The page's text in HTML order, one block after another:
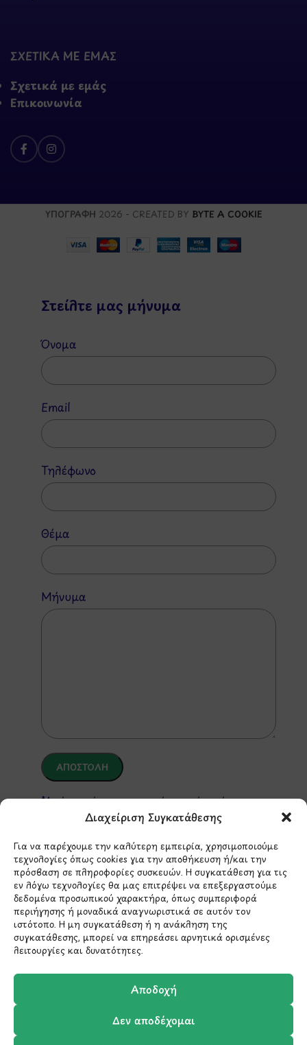
Διαχείριση Συγκατάθεσης
Για να παρέχουμε την καλύτερη εμπειρία, χρησιμοποιούμε
τεχνολογίες όπως cookies για την αποθήκευση ή/και την
πρόσβαση σε πληροφορίες συσκευών. Η συγκατάθεση για τις
εν λόγω τεχνολογίες θα μας επιτρέψει να επεξεργαστούμε
δεδομένα προσωπικού χαρακτήρα, όπως συμπεριφορά
περιήγησης ή μοναδικά αναγνωριστικά σε αυτόν τον
ιστότοπο. Η μη συγκατάθεση ή η ανάκληση της
συγκατάθεσης, μπορεί να επηρεάσει αρνητικά ορισμένες
λειτουργίες και δυνατότητες.
Αποδοχή
Δεν αποδέχομαι
ΣΧΕΤΙΚΑ ΜΕ ΕΜΑΣ
Σχετικά με εμάς
Επικοινωνία
ΥΠΟΓΡΑΦΗ 2026 - CREATED BY BYTE A COOKIE
Στείλτε μας μήνυμα
Όνομα
Email
Τηλέφωνο
Θέμα
Μήνυμα
*Αυτός ο ιστότοπος προστατεύεται από το σύστημα
reCAPTCHA και ισχύουν η Πολιτική Απορρήτου
Όροι Παροχής Υπηρεσιών της Google.
ΣΤΟΙΧΕΙΑ ΕΠΙΚΟΙΝΩΝΙΑΣ
Holargos Center (Ισόγειο)
Λ.Περικλέους 56,
Χολαργός 15561
info@ypografi.com